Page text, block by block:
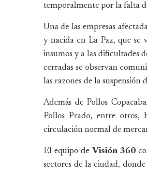
temporalmente por la falta
Una de las empresas
y nacida en La Paz, que se
insumos y a las dificultades
cerradas se observan
las razones de la suspensión
Además de Pollos
Pollos Prado, entre otros,
circulación normal de
El equipo de Visión 360
sectores de la ciudad,